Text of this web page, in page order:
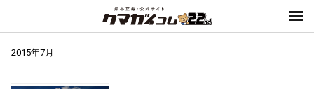
2015年7月